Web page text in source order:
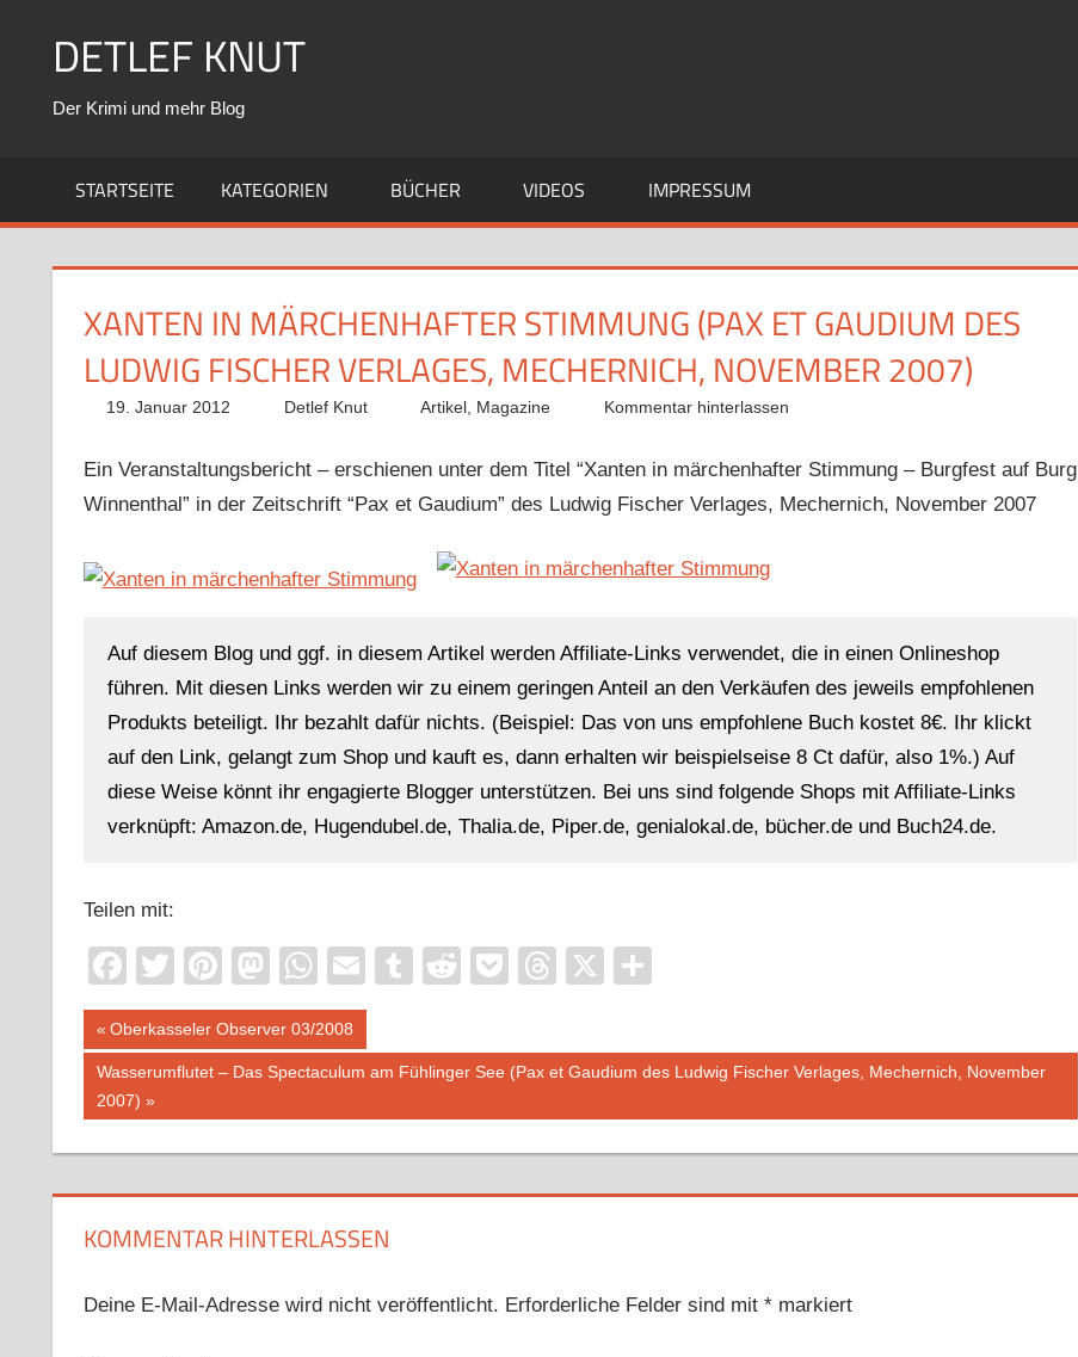
DETLEF KNUT
Der Krimi und mehr Blog
STARTSEITE KATEGORIEN BÜCHER VIDEOS IMPRESSUM
XANTEN IN MÄRCHENHAFTER STIMMUNG (PAX ET GAUDIUM DES
LUDWIG FISCHER VERLAGES, MECHERNICH, NOVEMBER 2007)
19. Januar 2012 Detlef Knut Artikel Magazine Kommentar hinterlassen
Ein Veranstaltungsbericht – erschienen unter dem Titel “Xanten in märchenhafter Stimmung – Burgfest auf Burg
Winnenthal” in der Zeitschrift “Pax et Gaudium” des Ludwig Fischer Verlages, Mechernich, November 2007
Auf diesem Blog und ggf. in diesem Artikel werden Affiliate-Links verwendet, die in einen Onlineshop
führen. Mit diesen Links werden wir zu einem geringen Anteil an den Verkäufen des jeweils empfohlenen
Produkts beteiligt. Ihr bezahlt dafür nichts. (Beispiel: Das von uns empfohlene Buch kostet 8€. Ihr klickt
auf den Link, gelangt zum Shop und kauft es, dann erhalten wir beispielseise 8 Ct dafür, also 1%.) Auf
diese Weise könnt ihr engagierte Blogger unterstützen. Bei uns sind folgende Shops mit Affiliate-Links
verknüpft: Amazon.de, Hugendubel.de, Thalia.de, Piper.de, genialokal.de, bücher.de und Buch24.de.
Teilen mit:
Facebook
TwitterPinterest
Mastodon
WhatsApp
EmailTumblr
RedditPocketThreads
X
Beitragsnavigation
Vorheriger
Beitrag:
Oberkasseler Observer 03/2008
Nächster
Beitrag:
Wasserumflutet – Das Spectaculum am Fühlinger See (Pax et Gaudium des Ludwig Fischer Verlages, Mechernich, November
2007)
KOMMENTAR HINTERLASSEN
Deine E-Mail-Adresse wird nicht veröffentlicht. Erforderliche Felder sind mit *markiert